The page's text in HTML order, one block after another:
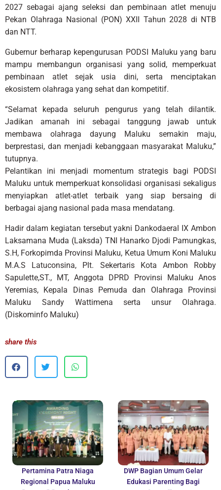
2027 sebagai ajang seleksi dan pembinaan atlet menuju
Pekan Olahraga Nasional (PON) XXII Tahun 2028 di NTB
dan NTT.
Gubernur berharap kepengurusan PODSI Maluku yang baru
mampu membangun organisasi yang solid, memperkuat
pembinaan atlet sejak usia dini, serta menciptakan
ekosistem olahraga yang sehat dan kompetitif.
“Selamat kepada seluruh pengurus yang telah dilantik.
Jadikan amanah ini sebagai tanggung jawab untuk
membawa olahraga dayung Maluku semakin maju,
berprestasi, dan menjadi kebanggaan masyarakat Maluku,”
tutupnya.
Pelantikan ini menjadi momentum strategis bagi PODSI
Maluku untuk memperkuat konsolidasi organisasi sekaligus
menyiapkan atlet-atlet terbaik yang siap bersaing di
berbagai ajang nasional pada masa mendatang.
Hadir dalam kegiatan tersebut yakni Dankodaeral IX Ambon
Laksamana Muda (Laksda) TNI Hanarko Djodi Pamungkas,
S.H, Forkopimda Provinsi Maluku, Ketua Umum Koni Maluku
M.A.S Latuconsina, Plt. Sekertaris Kota Ambon Robby
Sapulette,ST., MT, Anggota DPRD Provinsi Maluku Anos
Yeremias, Kepala Dinas Pemuda dan Olahraga Provinsi
Maluku Sandy Wattimena serta unsur Olahraga.
(Diskominfo Maluku)
share this
Pertamina Patra Niaga
Regional Papua Maluku
DWP Bagian Umum Gelar
Edukasi Parenting Bagi